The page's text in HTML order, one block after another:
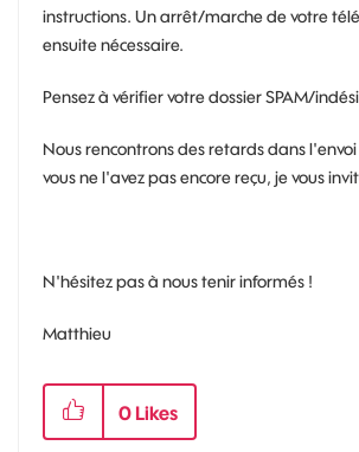
instructions. Un arrêt/marche de votre
ensuite nécessaire.
Pensez à vérifier votre dossier SPAM/
Nous rencontrons des retards dans l'envoi
vous ne l'avez pas encore reçu, je vous
N'hésitez pas à nous tenir informés !
Matthieu
0 Likes